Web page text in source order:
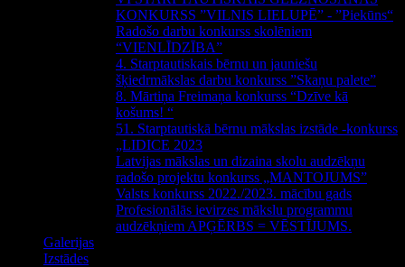
KONKURSS ”VILNIS LIELUPĒ” - ”Piekūns“
Radošo darbu konkurss skolēniem
“VIENLĪDZĪBA”
4. Starptautiskais bērnu un jauniešu
šķiedrmākslas darbu konkurss ”Skaņu palete”
8. Mārtiņa Freimaņa konkurss “Dzīve kā
košums! “
51. Starptautiskā bērnu mākslas izstāde -konkurss
„LIDICE 2023
Latvijas mākslas un dizaina skolu audzēkņu
radošo projektu konkurss „MANTOJUMS”
Valsts konkurss 2022./2023. mācību gads
Profesionālās ievirzes mākslu programmu
audzēkņiem APĢĒRBS = VĒSTĪJUMS.
Galerijas
Izstādes